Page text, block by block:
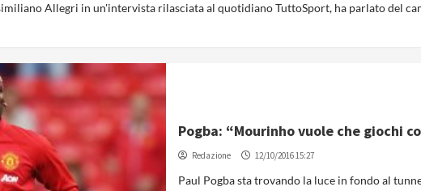
Allegri in un'intervista rilasciata al quotidiano TuttoSport, ha parlato del
Pogba: “Mourinho vuole che giochi
Redazione 12/10/2016 15:27
Paul Pogba sta trovando la luce in fondo al